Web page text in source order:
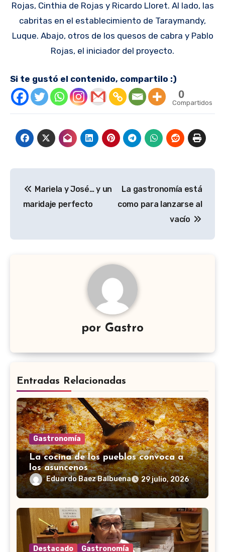
Rojas, Cinthia de Rojas y Ricardo Lloret. Al lado, las
cabritas en el establecimiento de Taraymandy,
Luque. Abajo, otros de los quesos de cabra y Pablo
Rojas, el iniciador del proyecto.
Si te gustó el contenido, compartilo :)
0
Compartidos
de
Mariela y José… y un
maridaje perfecto
La gastronomía está
como para lanzarse al
vacío
por Gastro
Entradas Relacionadas
Gastronomía
La cocina de los pueblos convoca a
los asuncenos
Eduardo Baez Balbuena 29 julio, 2026
Destacado Gastronomía